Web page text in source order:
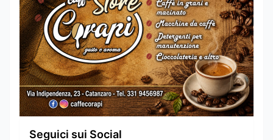
Seguici sui Social